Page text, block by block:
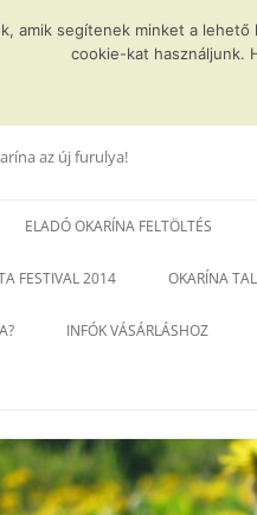
és a
az új furulya!
ELADÓ OKARÍNA FELTÖLTÉS
FESTIVAL 2014 OKARÍNA
INFÓK VÁSÁRLÁSHOZ
amik segítenek minket a
cookie-kat használjunk.